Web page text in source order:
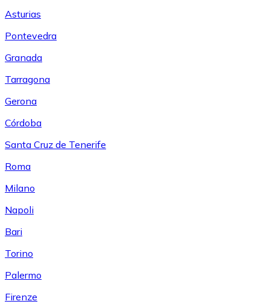
Asturias
Pontevedra
Granada
Tarragona
Gerona
Córdoba
Santa Cruz de Tenerife
Roma
Milano
Napoli
Bari
Torino
Palermo
Firenze